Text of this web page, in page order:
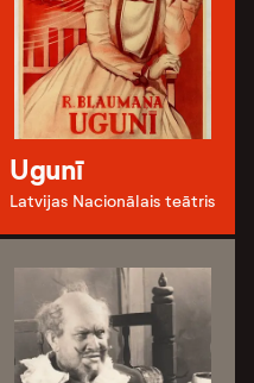
Ugunī
Latvijas Nacionālais teātris